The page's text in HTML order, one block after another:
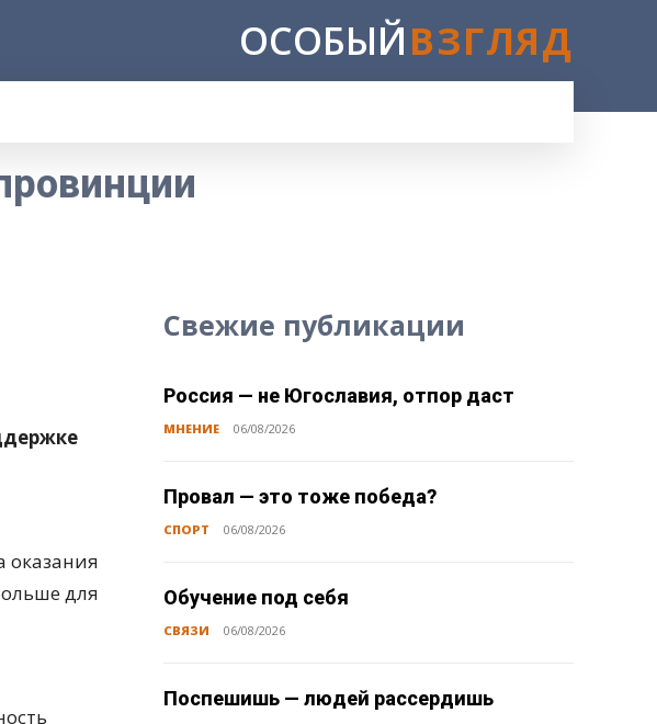
ОСОБЫЙВЗГЛЯД
оказания
для
Свежие публикации
Россия — не Югославия, отпор даст
МНЕНИЕ 06/08/2026
Провал — это тоже победа?
СПОРТ 06/08/2026
Обучение под себя
СВЯЗИ 06/08/2026
Поспешишь — людей рассердишь